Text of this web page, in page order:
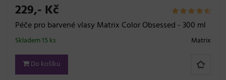
229,- Kč
Péče pro barvené vlasy Matrix Color Obsessed - 300 ml
Matrix
Skladem 15 ks
Do košíku